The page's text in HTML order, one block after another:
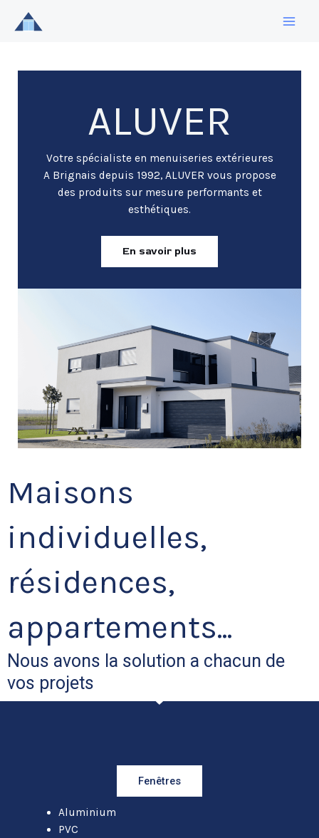
ALUVER
Votre spécialiste en menuiseries extérieures
A Brignais depuis 1992, ALUVER vous propose
des produits sur mesure performants et
esthétiques.
En savoir plus
Maisons
individuelles,
résidences,
appartements...
Nous avons la solution a chacun de
vos projets
Fenêtres
Aluminium
PVC